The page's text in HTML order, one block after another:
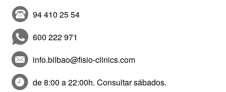
94 410 25 54
600 222 971
info.bilbao@fisio-clinics.com
de 8:00 a 22:00h. Consultar sábados.